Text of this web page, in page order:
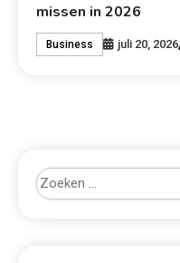
missen in 2026
Business juli 20, 2026